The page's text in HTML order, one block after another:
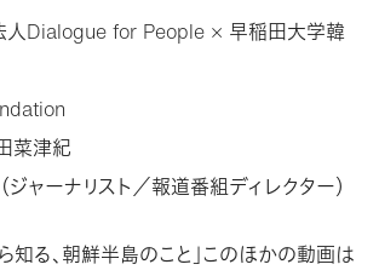
人Dialogue for People × 早稲田大学韓
菜津紀
ジャーナリスト／報道番組ディレクター）
知る、朝鮮半島のこと」このほかの動画は